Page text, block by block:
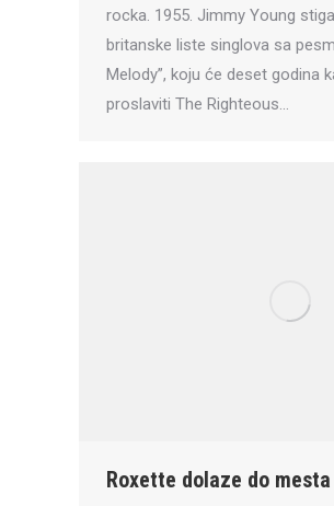
rocka. 1955. Jimmy Young
britanske liste singlova sa
Melody”, koju će deset godina
proslaviti The Righteous…
Roxette dolaze do mesta